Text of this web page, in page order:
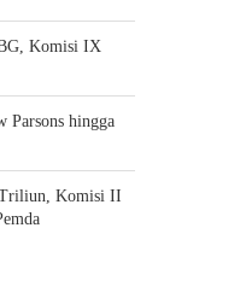
Komisi IX
Parsons hingga
Triliun, Komisi II